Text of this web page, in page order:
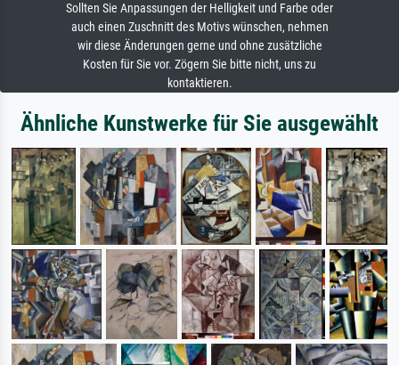
Sollten Sie Anpassungen der Helligkeit und Farbe oder
auch einen Zuschnitt des Motivs wünschen, nehmen
wir diese Änderungen gerne und ohne zusätzliche
Kosten für Sie vor. Zögern Sie bitte nicht, uns zu
kontaktieren.
Ähnliche Kunstwerke für Sie ausgewählt